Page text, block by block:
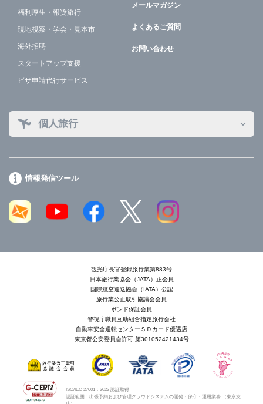
福利厚生・報奨旅行
現地視察・学会・見本市
海外招聘
スタートアップ支援
ビザ申請代行サービス
メールマガジン
よくあるご質問
お問い合わせ
個人旅行
情報発信ツール
観光庁長官登録旅行業第883号
日本旅行業協会（JATA）正会員
国際航空運送協会（IATA）公認
旅行業公正取引協議会会員
ボンド保証会員
警視庁職員互助組合指定旅行会社
自動車安全運転センターＳＤカード優遇店
東京都公安委員会許可 第301052421434号
ISO/IEC 27001：2022 認証取得
認証範囲：出張予約および管理クラウドシステムの開発・保守・運用業務 （東京支